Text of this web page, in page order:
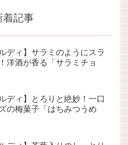
着記事
ルディ】サラミのようにスラ
洋酒が香る「サラミチョ
ルディ】とろりと絶妙！一口
の梅菓子「はちみつうめ